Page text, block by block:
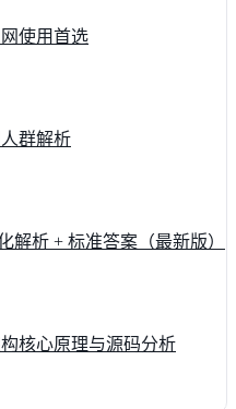
使用首选
群解析
解析 + 标准答案（最新版）
核心原理与源码分析